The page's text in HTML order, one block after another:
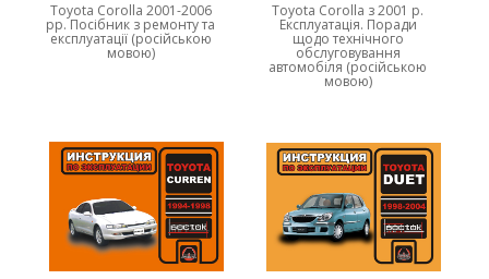
Toyota Corolla 2001-2006
рр. Посібник з ремонту та
експлуатації (російською
мовою)
Toyota Corolla з 2001 р.
Експлуатація. Поради
щодо технічного
обслуговування
автомобіля (російською
мовою)